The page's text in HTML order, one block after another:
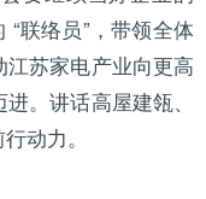
“联络员”，带领全体
苏家电产业向更高
。讲话高屋建瓴、
动力。